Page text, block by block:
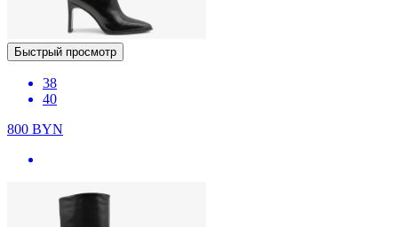
Быстрый просмотр
38
40
800 BYN